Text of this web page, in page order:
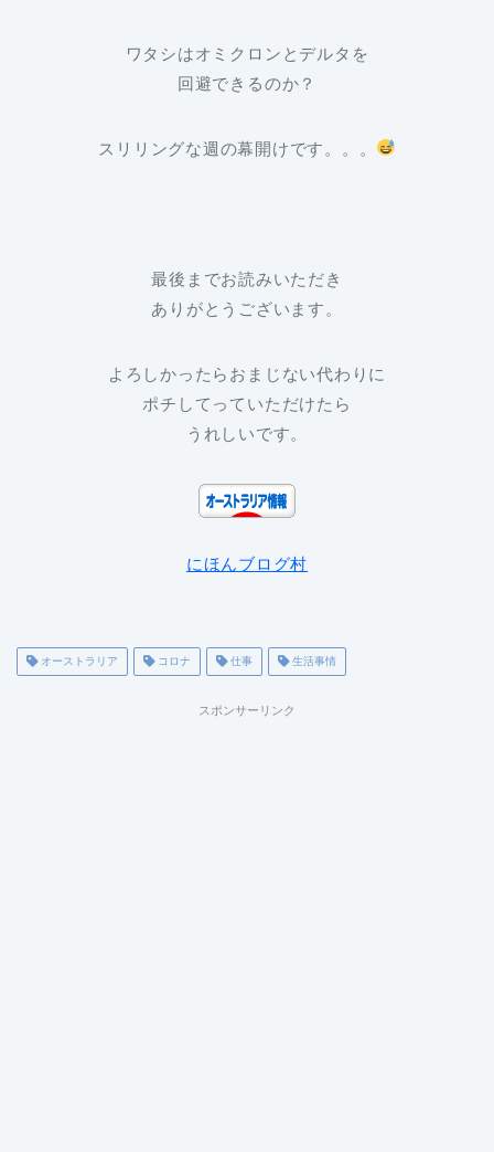
ワタシはオミクロンとデルタを
回避できるのか？
スリリングな週の幕開けです。。。
最後までお読みいただき
ありがとうございます。
よろしかったらおまじない代わりに
ポチしてっていただけたら
うれしいです。
にほんブログ村
オーストラリア コロナ 仕事 生活事情
スポンサーリンク